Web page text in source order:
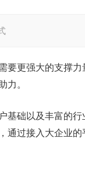
要更强大的支撑
力。
基础以及丰富的
通过接入大企业